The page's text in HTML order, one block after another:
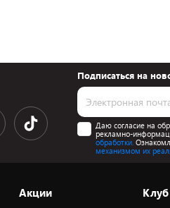
Подписаться на
Даю согласие на
рекламно-
обработки.
механизмом их
Акции
Клуб